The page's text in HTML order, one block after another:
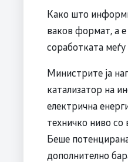
Како што
ваков формат, а
соработката
Министрите ја
катализатор на
електрична
техничко ниво со
Беше
дополнително